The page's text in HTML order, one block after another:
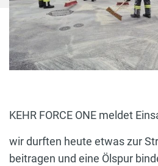
KEHR FORCE ONE meldet
wir durften heute etwas zur
beitragen und eine Ölspur